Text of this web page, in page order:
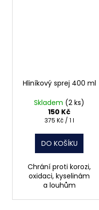
Hliníkový sprej 400 ml
Skladem (2 ks)
150 Kč
Měrná
375 Kč / 1 l
DO KOŠÍKU
Chrání proti korozi,
oxidaci, kyselinám
a louhům